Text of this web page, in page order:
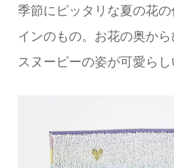
季節にピッタリな夏の花
インのもの。お花の奥か
スヌーピーの姿が可愛らし